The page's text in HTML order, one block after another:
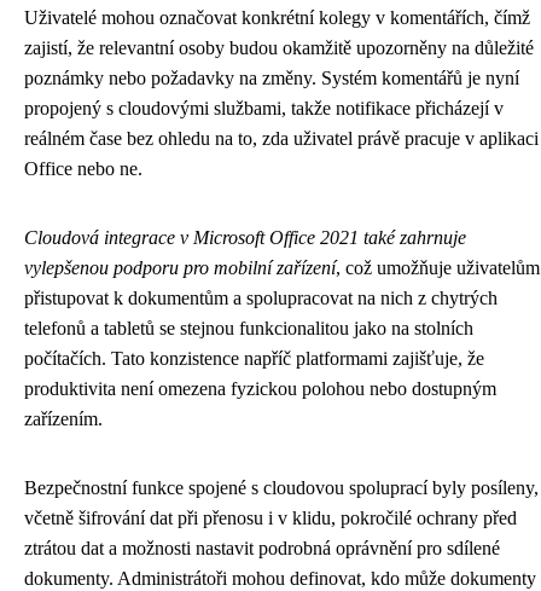
Uživatelé mohou označovat konkrétní kolegy v komentářích, čímž
zajistí, že relevantní osoby budou okamžitě upozorněny na důležité
poznámky nebo požadavky na změny. Systém komentářů je nyní
propojený s cloudovými službami, takže notifikace přicházejí v
reálném čase bez ohledu na to, zda uživatel právě pracuje v aplikaci
Office nebo ne.
Cloudová integrace v Microsoft Office 2021 také zahrnuje
vylepšenou podporu pro mobilní zařízení, což umožňuje uživatelům
přistupovat k dokumentům a spolupracovat na nich z chytrých
telefonů a tabletů se stejnou funkcionalitou jako na stolních
počítačích. Tato konzistence napříč platformami zajišťuje, že
produktivita není omezena fyzickou polohou nebo dostupným
zařízením.
Bezpečnostní funkce spojené s cloudovou spoluprací byly posíleny,
včetně šifrování dat při přenosu i v klidu, pokročilé ochrany před
ztrátou dat a možnosti nastavit podrobná oprávnění pro sdílené
dokumenty. Administrátoři mohou definovat, kdo může dokumenty